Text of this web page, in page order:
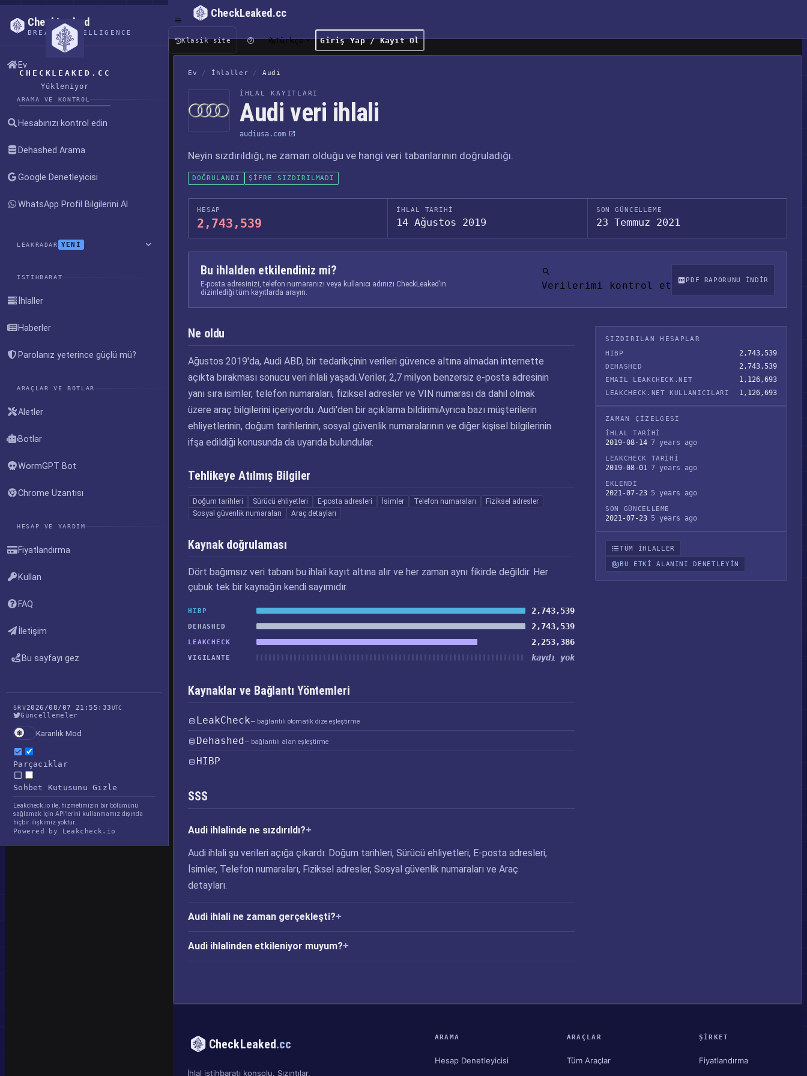
CHECKLEAKED.CC
Yükleniyor
CheckLeaked
BREACH INTELLIGENCE
Ev
ARAMA VE KONTROL
Hesabınızı kontrol edin
Dehashed Arama
Google Denetleyicisi
WhatsApp Profil Bilgilerini Al
LEAKRADAR YENİ
İSTIHBARAT
İhlaller
Haberler
Parolanız yeterince güçlü mü?
ARAÇLAR VE BOTLAR
Aletler
Botlar
WormGPT Bot
Chrome Uzantısı
HESAP VE YARDIM
Fiyatlandırma
Kullan
FAQ
İletişim
Bu sayfayı gez
SRV2026/08/07 21:55:33UTC
Güncellemeler
Karanlık Mod
Parçacıklar
Sohbet Kutusunu Gizle
Leakcheck.io ile, hizmetimizin bir bölümünü
sağlamak için API'lerini kullanmamız dışında
hiçbir ilişkimiz yoktur.
Powered by Leakcheck.io
CheckLeaked.cc
Klasik site Türkçe Giriş Yap / Kayıt Ol
Ev / İhlaller / Audi
İHLAL KAYITLARI
Audi veri ihlali
audiusa.com
Neyin sızdırıldığı, ne zaman olduğu ve hangi veri tabanlarının doğruladığı.
DOĞRULANDI ŞIFRE SIZDIRILMADI
HESAP
2,743,539
İHLAL TARIHI
14 Ağustos 2019
SON GÜNCELLEME
23 Temmuz 2021
Bu ihlalden etkilendiniz mi?
E-posta adresinizi, telefon numaranızı veya kullanıcı adınızı CheckLeaked’in
dizinlediği tüm kayıtlarda arayın.
Verilerimi kontrol et PDF RAPORUNU INDIR
Ne oldu
Ağustos 2019'da, Audi ABD, bir tedarikçinin verileri güvence altına almadan internette
açıkta bırakması sonucu veri ihlali yaşadı.Veriler, 2,7 milyon benzersiz e-posta adresinin
yanı sıra isimler, telefon numaraları, fiziksel adresler ve VIN numarası da dahil olmak
üzere araç bilgilerini içeriyordu. Audi'den bir açıklama bildirimiAyrıca bazı müşterilerin
ehliyetlerinin, doğum tarihlerinin, sosyal güvenlik numaralarının ve diğer kişisel bilgilerinin
ifşa edildiği konusunda da uyarıda bulundular.
Tehlikeye Atılmış Bilgiler
Doğum tarihleri Sürücü ehliyetleri E-posta adresleri İsimler Telefon numaraları
Fiziksel adresler
Sosyal güvenlik numaraları
Araç detayları
Kaynak doğrulaması
Dört bağımsız veri tabanı bu ihlali kayıt altına alır ve her zaman aynı fikirde değildir. Her
çubuk tek bir kaynağın kendi sayımıdır.
HIBP 2,743,539
DEHASHED 2,743,539
LEAKCHECK 2,253,386
VIGILANTE kaydı yok
Kaynaklar ve Bağlantı Yöntemleri
LeakCheck— bağlantılı otomatik dize eşleştirme
Dehashed— bağlantılı alan eşleştirme
HIBP
SSS
Audi ihlalinde ne sızdırıldı?
Audi ihlali şu verileri açığa çıkardı: Doğum tarihleri, Sürücü ehliyetleri, E-posta adresleri,
İsimler, Telefon numaraları, Fiziksel adresler, Sosyal güvenlik numaraları ve Araç
detayları.
Audi ihlali ne zaman gerçekleşti?
Audi ihlalinden etkileniyor muyum?
SIZDIRILAN HESAPLAR
HIBP
2,743,539
DEHASHED 2,743,539
EMAIL LEAKCHECK.NET 1,126,693
LEAKCHECK.NET KULLANICILARI 1,126,693
ZAMAN ÇIZELGESI
İHLAL TARIHI
2019-08-14 7 years ago
LEAKCHECK TARIHI
2019-08-01 7 years ago
EKLENDI
2021-07-23 5 years ago
SON GÜNCELLEME
2021-07-23 5 years ago
TÜM IHLALLER
BU ETKI ALANINI DENETLEYIN
CheckLeaked.cc
İhlal istihbaratı konsolu. Sızıntılar,
ARAMA
Hesap Denetleyicisi
ARAÇLAR
Tüm Araçlar
ŞIRKET
Fiyatlandırma